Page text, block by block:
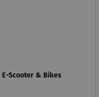
Scooter & Bikes